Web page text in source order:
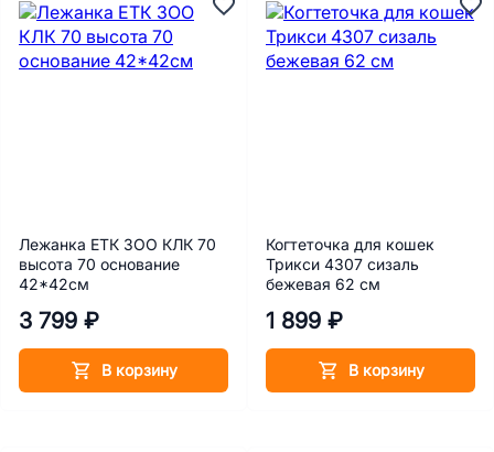
Лежанка ЕТК ЗОО КЛК 70
высота 70 основание
42*42см
3 799 ₽
В корзину
Когтеточка для кошек
Трикси 4307 сизаль
бежевая 62 см
1 899 ₽
В корзину